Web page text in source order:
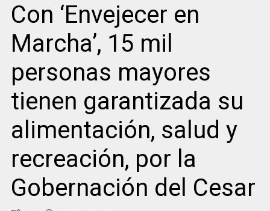
Con ‘Envejecer en
Marcha’, 15 mil
personas mayores
tienen garantizada su
alimentación, salud y
recreación, por la
Gobernación del Cesar